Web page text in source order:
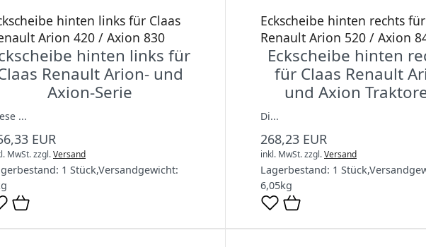
hinten links für Claas
Arion 420 / Axion 830
hinten links für
Renault Arion- und
Axion-Serie
...
EUR
MwSt.zzgl.Versand
1 Stück,Versandgewicht:
Eckscheibe hinten rechts
Renault Arion 520 / Axion
Eckscheibe hinten
für Claas Renault
und Axion
Di...
268,23 EUR
inkl. MwSt.zzgl.Versand
Lagerbestand: 1 Stück,
6,05kg